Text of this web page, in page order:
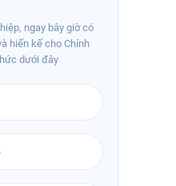
ngay bây giờ có
hiến kế cho Chính
dưới đây